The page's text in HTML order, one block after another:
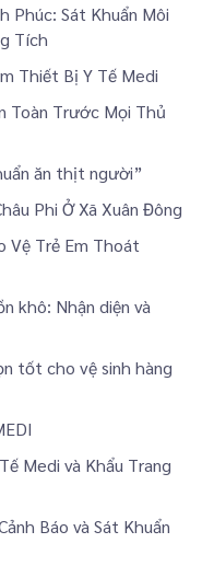
Phúc: Sát Khuẩn Môi
Tích
Thiết Bị Y Tế Medi
Toàn Trước Mọi Thủ
ăn thịt người”
Phi Ở Xã Xuân Đông
Vệ Trẻ Em Thoát
khô: Nhận diện và
tốt cho vệ sinh hàng
Medi và Khẩu Trang
Báo và Sát Khuẩn